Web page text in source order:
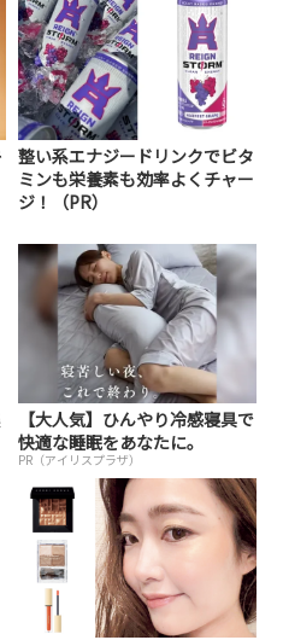
整い系エナジードリンクでビタ
ミンも栄養素も効率よくチャー
ジ！（PR）
【大人気】ひんやり冷感寝具で
快適な睡眠をあなたに。
PR（アイリスプラザ）